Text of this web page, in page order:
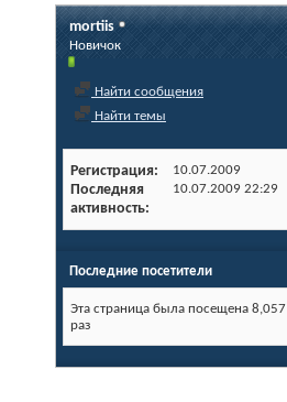
mortiis
Новичок
Найти сообщения
Найти темы
Регистрация 10.07.2009
Последняя
активность
10.07.2009 22:29
Последние посетители
Эта страница была посещена 8,057
раз